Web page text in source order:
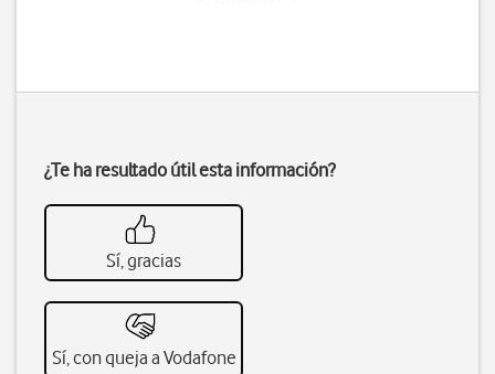
¿Te ha resultado útil esta información?
Sí, gracias
Sí, con queja a Vodafone